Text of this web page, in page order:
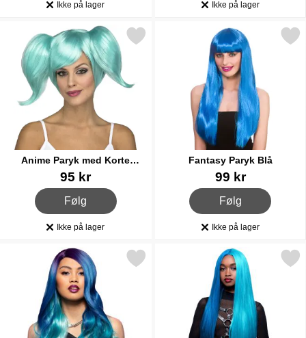
Produkttilgængelighed:
Ikke på lager
Produkttilgængelighed:
Ikke på lager
Anime Paryk med Korte
Kvaster Blå
Varenr 1826195 kr
Følg
, Anime Paryk med Korte Kvaster Blå
Produkttilgængelighed:
Ikke på lager
Markér anime Paryk med Korte Kvaster Blå som favorit
Fantasy Paryk Blå
Varenr 2010399 kr
Følg
, Fantasy Paryk Blå
Produkttilgængelighed:
Ikke på lager
Markér fantasy
queen Bitch Manic Panic Paryk Mermaid som favorit
Markér ultra Vamp Manic Panic